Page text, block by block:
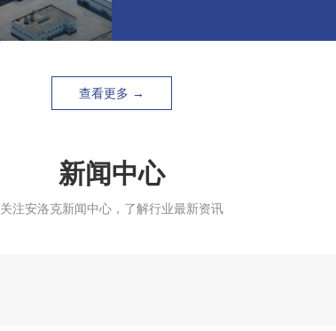
查看更多 →
新闻中心
关注安洛克新闻中心，了解行业最新资讯